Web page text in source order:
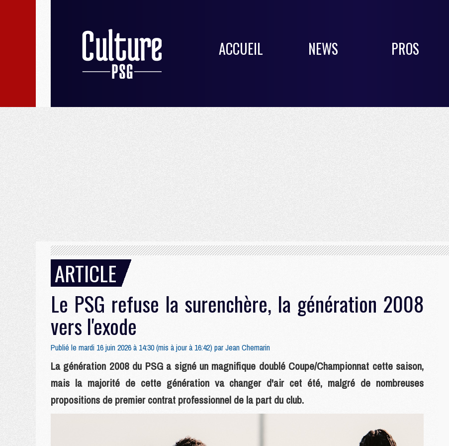
ACCUEIL NEWS PROS
ARTICLE
Le PSG refuse la surenchère, la génération 2008
vers l'exode
Publié le mardi 16 juin 2026 à 14:30 (mis à jour à 16:42) parJean Chemarin
La génération 2008 du PSG a signé un magnifique doublé Coupe/Championnat cette saison,
mais la majorité de cette génération va changer d'air cet été, malgré de nombreuses
propositions de premier contrat professionnel de la part du club.